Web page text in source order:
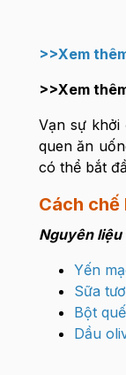
>>Xem
>>Xem
Vạn sự
quen ăn
có thể bắt
Cách chế
Nguyên liệu
Yến
Sữa
Bột quế
Dầu